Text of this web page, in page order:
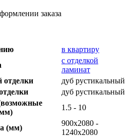
заказа
в квартиру
с отделкой
ламинат
отделки
дуб рустикальный
дуб рустикальный
1.5 - 10
(мм)
900х2080 -
1240х2080